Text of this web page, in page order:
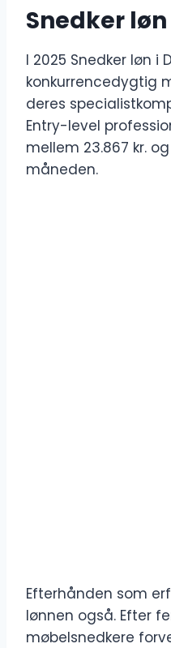
Snedker løn
I 2025 Snedker løn i
konkurrencedygtig
deres
Entry-level
mellem 23.867 kr.
måneden.
Efterhånden som
lønnen også. Efter
møbelsnedkere